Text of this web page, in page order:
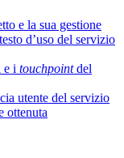
e la sua gestione
d’uso del servizio
e i touchpointdel
utente del servizio
ottenuta